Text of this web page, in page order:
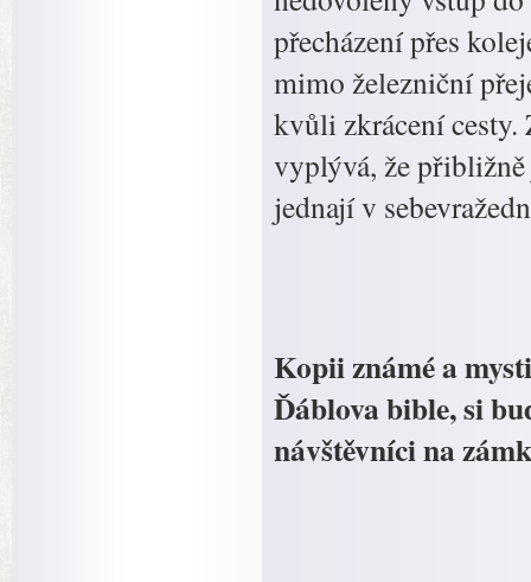
přecházení přes
mimo železniční
kvůli zkrácení
vyplývá, že přibližně
jednají v
Kopii známé a
Ďáblova bible, si
návštěvníci na